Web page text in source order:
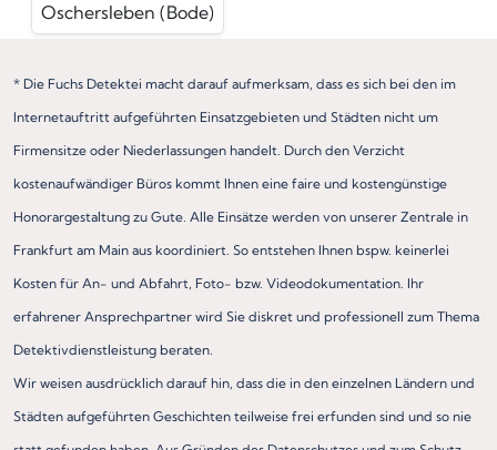
Oschersleben (Bode)
* Die Fuchs Detektei macht darauf aufmerksam, dass es sich bei den im
Internetauftritt aufgeführten Einsatzgebieten und Städten nicht um
Firmensitze oder Niederlassungen handelt. Durch den Verzicht
kostenaufwändiger Büros kommt Ihnen eine faire und kostengünstige
Honorargestaltung zu Gute. Alle Einsätze werden von unserer Zentrale in
Frankfurt am Main aus koordiniert. So entstehen Ihnen bspw. keinerlei
Kosten für An- und Abfahrt, Foto- bzw. Videodokumentation. Ihr
erfahrener Ansprechpartner wird Sie diskret und professionell zum Thema
Detektivdienstleistung beraten.
Wir weisen ausdrücklich darauf hin, dass die in den einzelnen Ländern und
Städten aufgeführten Geschichten teilweise frei erfunden sind und so nie